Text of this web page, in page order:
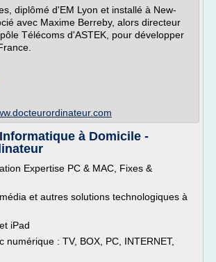
diplômé d'EM Lyon et installé à New-
avec Maxime Berreby, alors directeur
Télécoms d'ASTEK, pour développer
à Domicile -
Expertise PC & MAC, Fixes &
et autres solutions technologiques à
iPad
numérique : TV, BOX, PC, INTERNET,